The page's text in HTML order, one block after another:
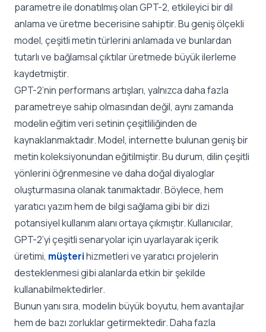
parametre ile donatılmış olan GPT-2, etkileyici bir dil
anlama ve üretme becerisine sahiptir. Bu geniş ölçekli
model, çeşitli metin türlerini anlamada ve bunlardan
tutarlı ve bağlamsal çıktılar üretmede büyük ilerleme
kaydetmiştir.
GPT-2’nin performans artışları, yalnızca daha fazla
parametreye sahip olmasından değil, aynı zamanda
modelin eğitim veri setinin çeşitliliğinden de
kaynaklanmaktadır. Model, internette bulunan geniş bir
metin koleksiyonundan eğitilmiştir. Bu durum, dilin çeşitli
yönlerini öğrenmesine ve daha doğal diyaloglar
oluşturmasına olanak tanımaktadır. Böylece, hem
yaratıcı yazım hem de bilgi sağlama gibi bir dizi
potansiyel kullanım alanı ortaya çıkmıştır. Kullanıcılar,
GPT-2’yi çeşitli senaryolar için uyarlayarak içerik
üretimi, müşterihizmetleri ve yaratıcı projelerin
desteklenmesi gibi alanlarda etkin bir şekilde
kullanabilmektedirler.
Bunun yanı sıra, modelin büyük boyutu, hem avantajlar
hem de bazı zorluklar getirmektedir. Daha fazla